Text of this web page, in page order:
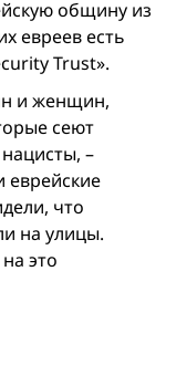
общину из
евреев есть
Trust».
и женщин,
сеют
–
еврейские
что
на улицы.
это